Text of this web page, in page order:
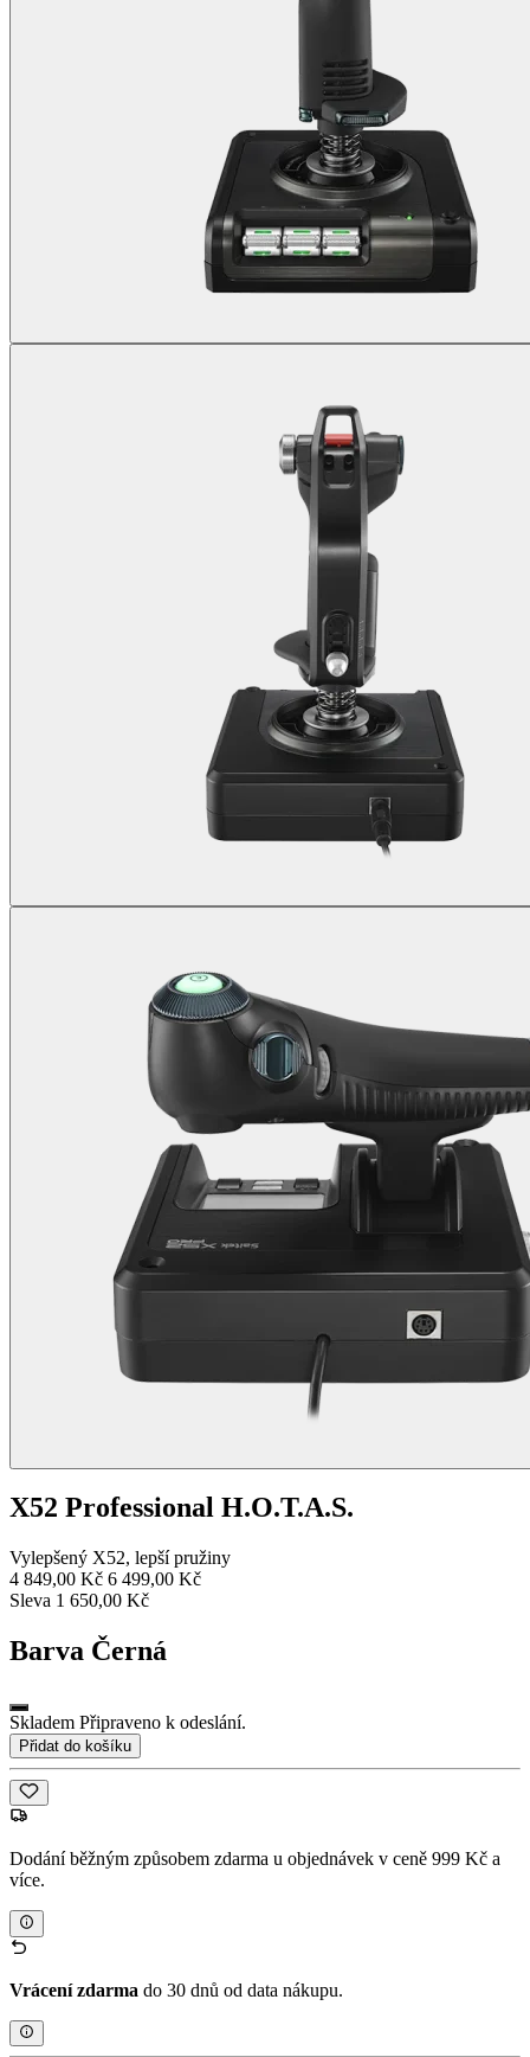
X52 Professional H.O.T.A.S.
Vylepšený X52, lepší pružiny
4 849,00 Kč 6 499,00 Kč
Sleva 1 650,00 Kč
Barva Černá
Skladem Připraveno k odeslání.
Přidat do košíku
Dodání běžným způsobem zdarma u objednávek v ceně 999 Kč a
více.
Vrácení zdarma do 30 dnů od data nákupu.